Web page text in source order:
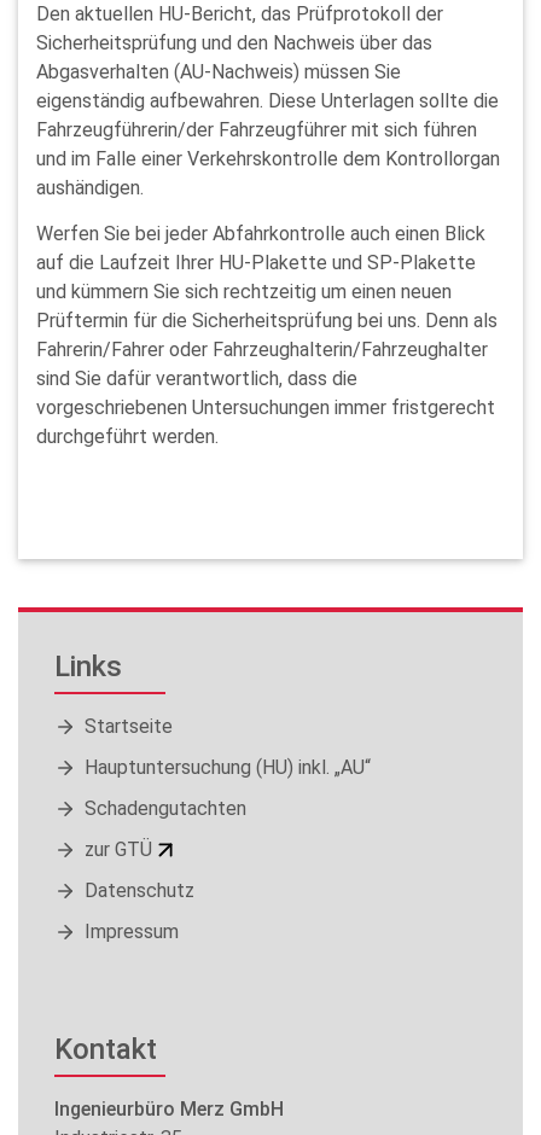
Den aktuellen HU-Bericht, das Prüfprotokoll der
Sicherheitsprüfung und den Nachweis über das
Abgasverhalten (AU-Nachweis) müssen Sie
eigenständig aufbewahren. Diese Unterlagen sollte die
Fahrzeugführerin/der Fahrzeugführer mit sich führen
und im Falle einer Verkehrskontrolle dem Kontrollorgan
aushändigen.
Werfen Sie bei jeder Abfahrkontrolle auch einen Blick
auf die Laufzeit Ihrer HU-Plakette und SP-Plakette
und kümmern Sie sich rechtzeitig um einen neuen
Prüftermin für die Sicherheitsprüfung bei uns. Denn als
Fahrerin/Fahrer oder Fahrzeughalterin/Fahrzeughalter
sind Sie dafür verantwortlich, dass die
vorgeschriebenen Untersuchungen immer fristgerecht
durchgeführt werden.
Links
Startseite
Hauptuntersuchung (HU) inkl. „AU“
Schadengutachten
zur GTÜ
Datenschutz
Impressum
Kontakt
Ingenieurbüro Merz GmbH